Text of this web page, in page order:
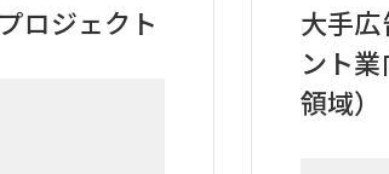
ロジェクト
大手
ント
領域）